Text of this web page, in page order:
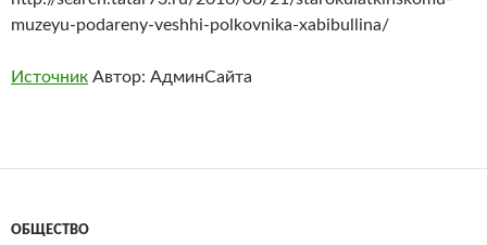
muzeyu-podareny-veshhi-polkovnika-xabibullina/
Источник Автор: АдминСайта
ОБЩЕСТВО